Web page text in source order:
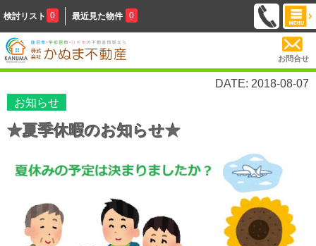
検討リスト 0 最近見た物件 0
お問合せ
DATE: 2018-08-07
お知らせ
★夏季休暇のお知らせ★